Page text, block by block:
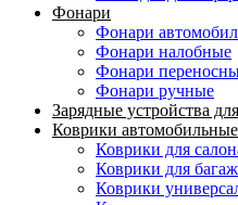
Фонари
Фонари
Фонари налобные
Фонари
Фонари ручные
Зарядные устройства
Коврики автомобильные
Коврики для
Коврики для
Коврики